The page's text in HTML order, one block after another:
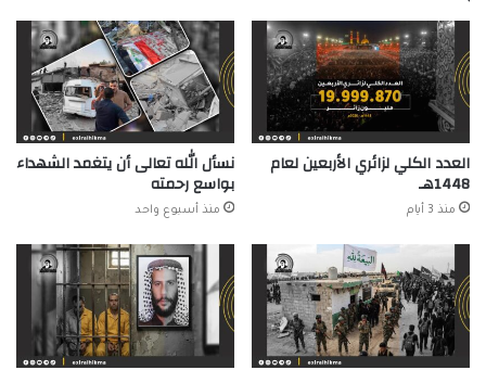
العدد الكلي لزائري الأربعين لعام
1448هـ
منذ 3 أيام
نسأل الله تعالى أن يتغمد الشهداء
بواسع رحمته
منذ أسبوع واحد